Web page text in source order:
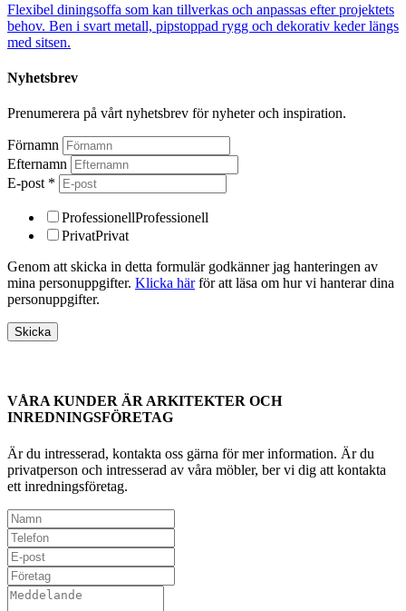
Flexibel diningsoffa som kan tillverkas och anpassas efter projektets
behov. Ben i svart metall, pipstoppad rygg och dekorativ keder längs
med sitsen.
Nyhetsbrev
Prenumerera på vårt nyhetsbrev för nyheter och inspiration.
Förnamn
Efternamn
E-post *
ProfessionellProfessionell
PrivatPrivat
Genom att skicka in detta formulär godkänner jag hanteringen av
mina personuppgifter. Klicka härför att läsa om hur vi hanterar dina
personuppgifter.
VÅRA KUNDER ÄR ARKITEKTER OCH
INREDNINGSFÖRETAG
Är du intresserad, kontakta oss gärna för mer information. Är du
privatperson och intresserad av våra möbler, ber vi dig att kontakta
ett inredningsföretag.